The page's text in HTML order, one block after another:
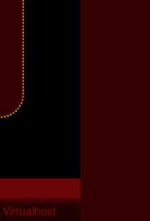
Virtualhost